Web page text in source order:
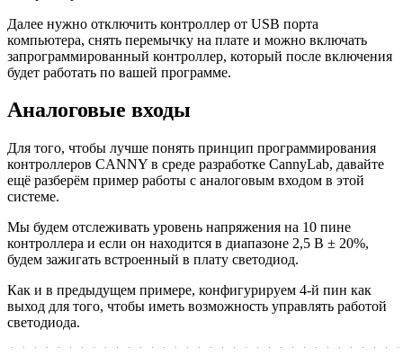
Далее нужно отключить контроллер от USB порта
компьютера, снять перемычку на плате и можно включать
запрограммированный контроллер, который после включения
будет работать по вашей программе.
Аналоговые входы
Для того, чтобы лучше понять принцип программирования
контроллеров CANNY в среде разработке CannyLab, давайте
ещё разберём пример работы с аналоговым входом в этой
системе.
Мы будем отслеживать уровень напряжения на 10 пине
контроллера и если он находится в диапазоне 2,5 В ± 20%,
будем зажигать встроенный в плату светодиод.
Как и в предыдущем примере, конфигурируем 4-й пин как
выход для того, чтобы иметь возможность управлять работой
светодиода.